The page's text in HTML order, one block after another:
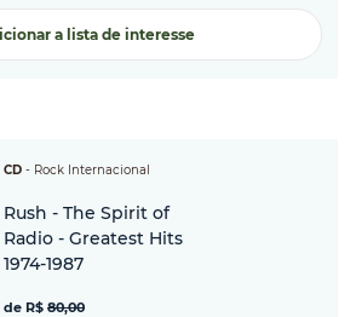
a lista de interesse
CD - Rock Internacional
Rush - The Spirit of
Radio - Greatest Hits
1974-1987
de R$ 80,00